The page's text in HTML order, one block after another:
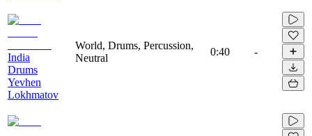
India
Drums
Yevhen
Lokhmatov
World, Drums, Percussion,
Neutral
0:40 -